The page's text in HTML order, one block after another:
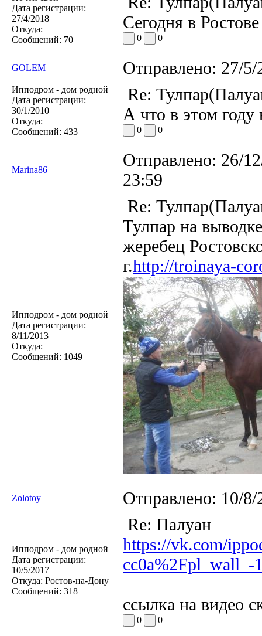
Дата регистрации:
27/4/2018
Откуда:
Сообщений: 70
Сегодня в Ростове
0 0
GOLEM Отправлено: 27/
Ипподром - дом родной
Дата регистрации:
30/1/2010
Откуда:
Сообщений: 433
Re:
А что в этом году
0 0
Marina86
Отправлено: 26/
23:59
Ипподром - дом родной
Дата регистрации:
8/11/2013
Откуда:
Сообщений: 1049
Re:
Тулпар на
жеребец
г.http://troinaya-
Zolotoy Отправлено: 10/
Ипподром - дом родной
Дата регистрации:
10/5/2017
Откуда: Ростов-на-Дону
Сообщений: 318
Re: Палуан
https://vk.com/
cc0a%2Fpl_wall_-
ссылка на видео
0 0